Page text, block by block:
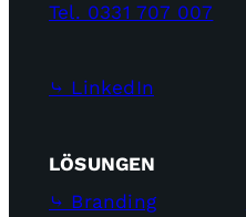
Tel. 0331 707 007
⤷ LinkedIn
LÖSUNGEN
⤷ Branding